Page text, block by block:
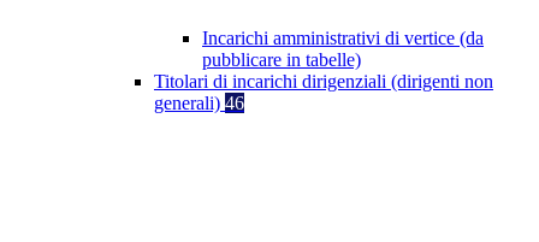
Incarichi amministrativi di vertice (da
pubblicare in tabelle)
Titolari di incarichi dirigenziali (dirigenti non
generali) 46